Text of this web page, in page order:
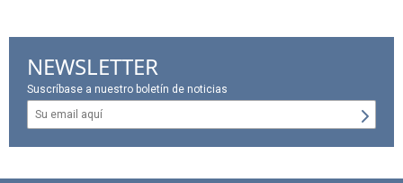
NEWSLETTER
Suscríbase a nuestro boletín de noticias